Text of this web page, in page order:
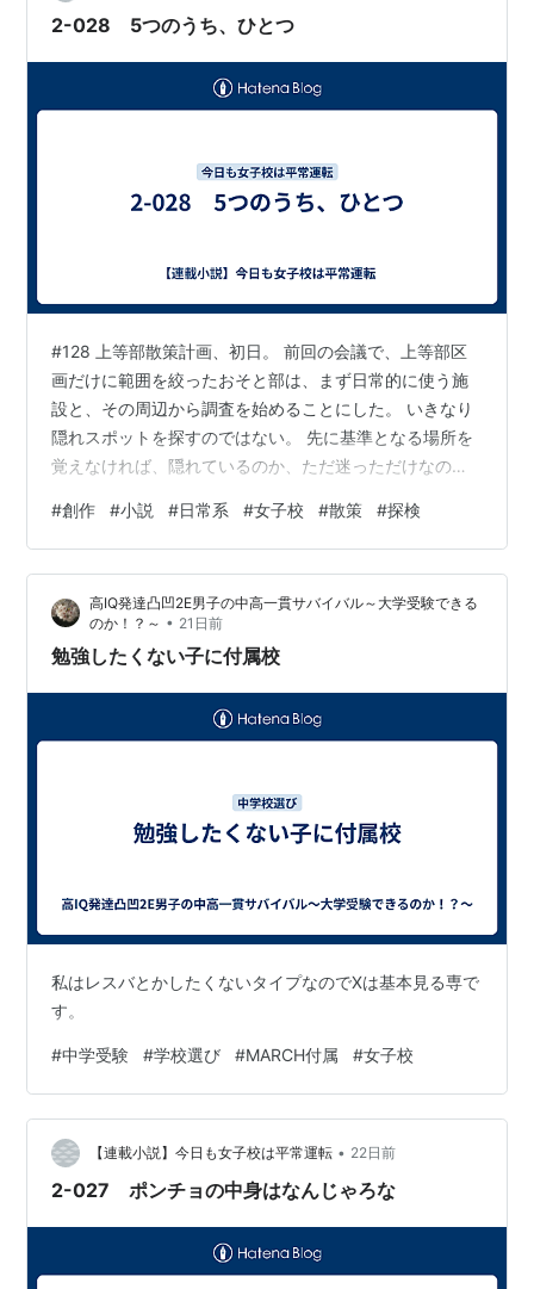
とはないと思います」 あおいは端末の地図と、目の前の
2-028 5つのうち、ひとつ
#128 上等部散策計画、初日。 前回の会議で、上等部区
画だけに範囲を絞ったおそと部は、まず日常的に使う施
設と、その周辺から調査を始めることにした。 いきなり
隠れスポットを探すのではない。 先に基準となる場所を
覚えなければ、隠れているのか、ただ迷っただけなのか
施設案内も兼ねて、全員で主要地点を回ります。細かな
調査は明日からです」 ひばり「つまり今日は観光ツアー
ッスね！」 せいら「自分たちの学校を観光するって、ど
ういうことよ」 みう「でもぉ、わたしも行ったことない
場所、まだいっぱいありますぅ〜」 りりあ「りりあも
ぉ〜♡」 玲音「皆さんは二年目で…
#創作 #小説 #日常系 #女子校 #散策 #探検
高IQ発達凸凹2E男子の中高一貫サバイバル～大学受験できる
のか！？～ • 21日前
勉強したくない子に付属校
私はレスバとかしたくないタイプなのでXは基本見る専で
す。
#中学受験 #学校選び #MARCH付属 #女子校
【連載小説】今日も女子校は平常運転 • 22日前
2-027 ポンチョの中身はなんじゃろな